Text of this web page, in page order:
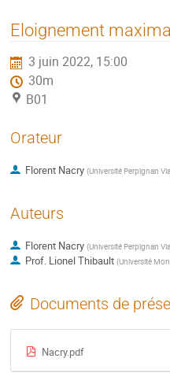
Eloignement
3 juin 2022, 15:00
30m
B01
Orateur
Florent Nacry (Université Perpignan
Auteurs
Florent Nacry (Université Perpignan
Prof. Lionel Thibault (Université
Documents de
Nacry.pdf